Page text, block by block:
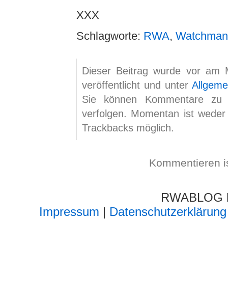
XXX
Schlagworte: RWA,
Dieser Beitrag wurde vor am
veröffentlicht und unter
Sie können Kommentare
verfolgen. Momentan ist
Trackbacks möglich.
Kommentieren
Impressum | Datenschutzerklärung